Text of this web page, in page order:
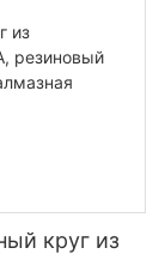
круг из